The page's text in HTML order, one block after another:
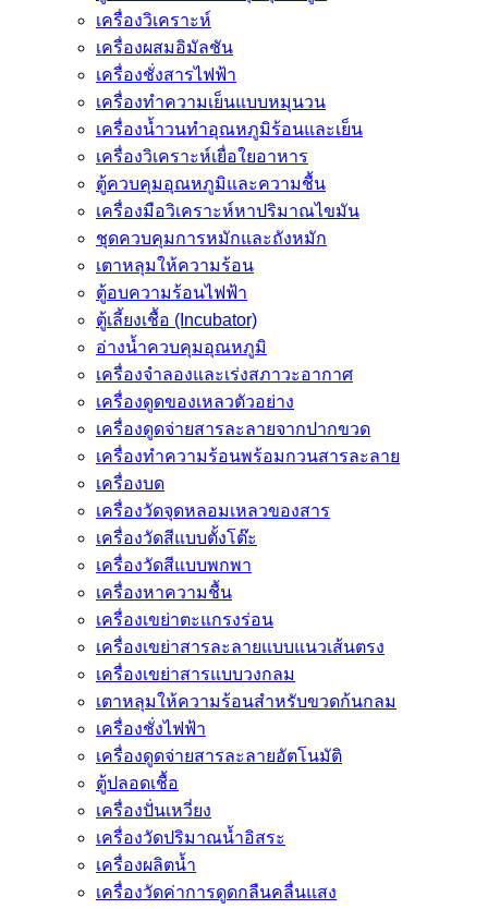
เครื่องวิเคราะห์
เครื่องผสมอิมัลชัน
เครื่องชั่งสารไฟฟ้า
เครื่องทำความเย็นแบบหมุนวน
เครื่องน้ำวนทำอุณหภูมิร้อนและเย็น
เครื่องวิเคราะห์เยื่อใยอาหาร
ตู้ควบคุมอุณหภูมิและความชื้น
เครื่องมือวิเคราะห์หาปริมาณไขมัน
ชุดควบคุมการหมักและถังหมัก
เตาหลุมให้ความร้อน
ตู้อบความร้อนไฟฟ้า
ตู้เลี้ยงเชื้อ (Incubator)
อ่างน้ำควบคุมอุณหภูมิ
เครื่องจำลองและเร่งสภาวะอากาศ
เครื่องดูดของเหลวตัวอย่าง
เครื่องดูดจ่ายสารละลายจากปากขวด
เครื่องทำความร้อนพร้อมกวนสารละลาย
เครื่องบด
เครื่องวัดจุดหลอมเหลวของสาร
เครื่องวัดสีแบบตั้งโต๊ะ
เครื่องวัดสีแบบพกพา
เครื่องหาความชื้น
เครื่องเขย่าตะแกรงร่อน
เครื่องเขย่าสารละลายแบบแนวเส้นตรง
เครื่องเขย่าสารแบบวงกลม
เตาหลุมให้ความร้อนสำหรับขวดก้นกลม
เครื่องชั่งไฟฟ้า
เครื่องดูดจ่ายสารละลายอัตโนมัติ
ตู้ปลอดเชื้อ
เครื่องปั่นเหวี่ยง
เครื่องวัดปริมาณน้ำอิสระ
เครื่องผลิตน้ำ
เครื่องวัดค่าการดูดกลืนคลื่นแสง